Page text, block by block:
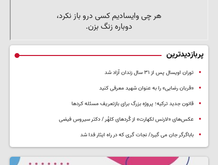
پربازدیدترین
توران اویسال پس از ۳۱ سال زندان آزاد شد
«قربان رضایی» را به عنوان شهید معرفی کنید
قانون جدید ترکیه؛ پروژه بزرگ‌ برای بازتعریف مسئله کردها
عکس‌های «لارنس لکهارت» از کُردهای کلهُر / دکتر سیروس فیضی
باباگرگر جان می گیرد/ نجات گری که در راه ایثار فدا شد